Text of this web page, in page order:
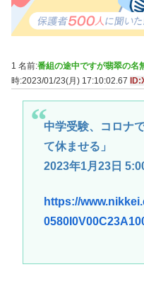
1 名前:番組の途中ですが翡翠の名
時:2023/01/23(月) 17:10:02.67
中学受験、コロナ
て休ませる」
2023年1月23日
https://